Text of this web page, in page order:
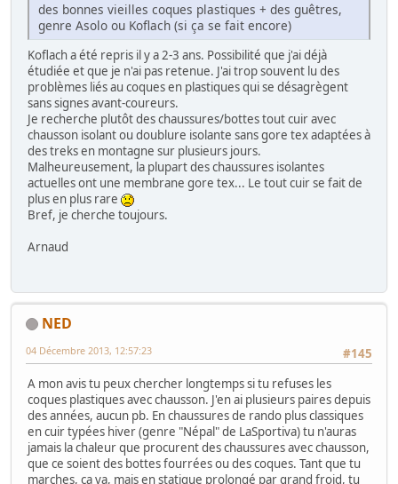
des bonnes vieilles coques plastiques + des guêtres,
genre Asolo ou Koflach (si ça se fait encore)
Koflach a été repris il y a 2-3 ans. Possibilité que j'ai déjà
étudiée et que je n'ai pas retenue. J'ai trop souvent lu des
problèmes liés au coques en plastiques qui se désagrègent
sans signes avant-coureurs.
Je recherche plutôt des chaussures/bottes tout cuir avec
chausson isolant ou doublure isolante sans gore tex adaptées à
des treks en montagne sur plusieurs jours.
Malheureusement, la plupart des chaussures isolantes
actuelles ont une membrane gore tex... Le tout cuir se fait de
plus en plus rare
Bref, je cherche toujours.
Arnaud
NED
#145
04 Décembre 2013, 12:57:23
A mon avis tu peux chercher longtemps si tu refuses les
coques plastiques avec chausson. J'en ai plusieurs paires depuis
des années, aucun pb. En chaussures de rando plus classiques
en cuir typées hiver (genre "Népal" de LaSportiva) tu n'auras
jamais la chaleur que procurent des chaussures avec chausson,
que ce soient des bottes fourrées ou des coques. Tant que tu
marches, ça va, mais en statique prolongé par grand froid, tu